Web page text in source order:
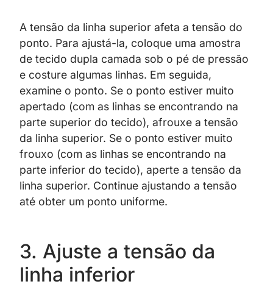
A tensão da linha superior afeta a tensão do
ponto. Para ajustá-la, coloque uma amostra
de tecido dupla camada sob o pé de pressão
e costure algumas linhas. Em seguida,
examine o ponto. Se o ponto estiver muito
apertado (com as linhas se encontrando na
parte superior do tecido), afrouxe a tensão
da linha superior. Se o ponto estiver muito
frouxo (com as linhas se encontrando na
parte inferior do tecido), aperte a tensão da
linha superior. Continue ajustando a tensão
até obter um ponto uniforme.
3. Ajuste a tensão da
linha inferior